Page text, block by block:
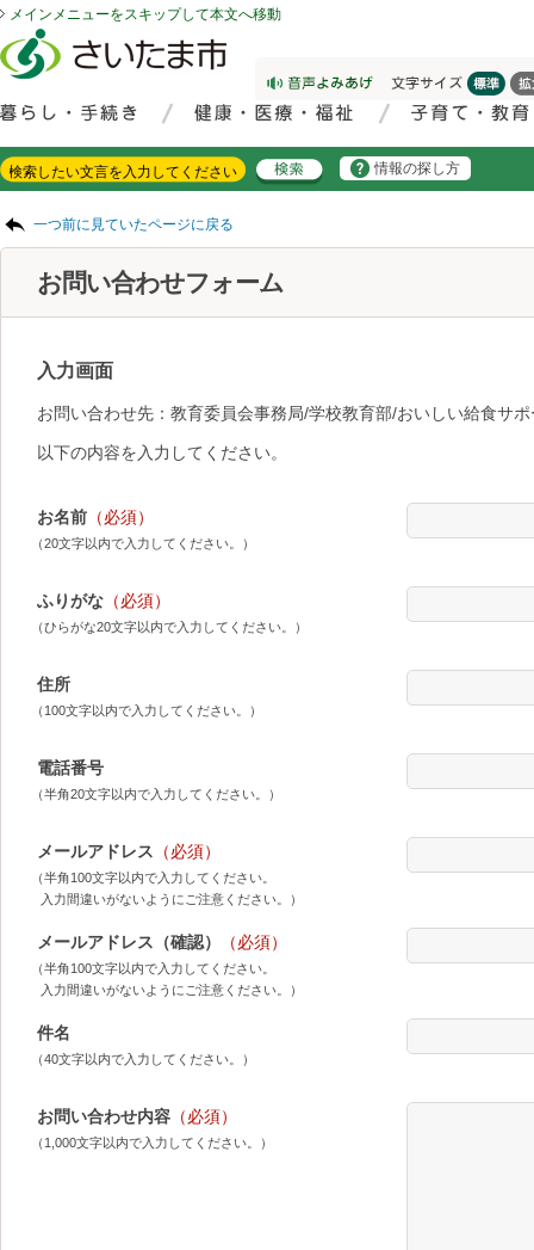
メインメニューをスキップして本文へ移動
情報の探し方
一つ前に見ていたページに戻る
お問い合わせフォーム
入力画面
お問い合わせ先：教育委員会事務局/学校教育部/おいしい給食サ
以下の内容を入力してください。
お名前 （必須）
（20文字以内で入力してください。）
ふりがな （必須）
（ひらがな20文字以内で入力してください。）
住所
（100文字以内で入力してください。）
電話番号
（半角20文字以内で入力してください。）
メールアドレス （必須）
（半角100文字以内で入力してください。
入力間違いがないようにご注意ください。）
メールアドレス（確認） （必須）
（半角100文字以内で入力してください。
入力間違いがないようにご注意ください。）
件名
（40文字以内で入力してください。）
お問い合わせ内容 （必須）
（1,000文字以内で入力してください。）